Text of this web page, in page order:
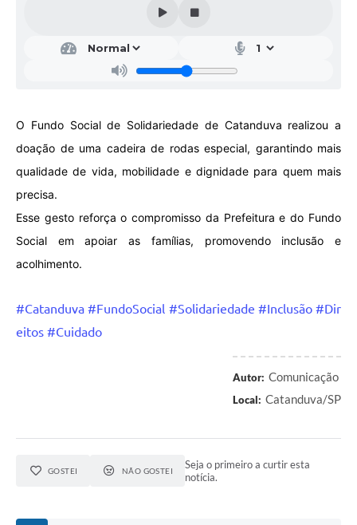
A Prefeitura
Enquete
Jornal
Agenda
Contato
O Fundo Social de Solidariedade de Catanduva realizou a
doação de uma cadeira de rodas especial, garantindo mais
qualidade de vida, mobilidade e dignidade para quem mais
precisa.
Esse gesto reforça o compromisso da Prefeitura e do Fundo
Social em apoiar as famílias, promovendo inclusão e
acolhimento.
#Catanduva #FundoSocial #Solidariedade #Inclusão #Dir
eitos #Cuidado
Autor: Comunicação
Local: Catanduva/SP
GOSTEI NÃO GOSTEI
Seja o primeiro a curtir esta
notícia.